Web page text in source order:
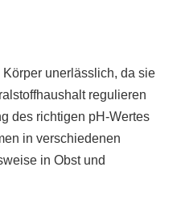
unerlässlich, da sie
regulieren
des richtigen pH-Wertes
in verschiedenen
in Obst und